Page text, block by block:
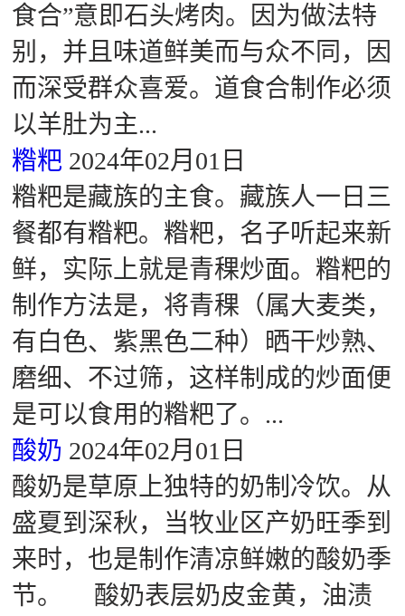
食合”意即石头烤肉。因为做法特
别，并且味道鲜美而与众不同，因
而深受群众喜爱。道食合制作必须
以羊肚为主...
糌粑 2024年02月01日
糌粑是藏族的主食。藏族人一日三
餐都有糌粑。糌粑，名子听起来新
鲜，实际上就是青稞炒面。糌粑的
制作方法是，将青稞（属大麦类，
有白色、紫黑色二种）晒干炒熟、
磨细、不过筛，这样制成的炒面便
是可以食用的糌粑了。...
酸奶 2024年02月01日
酸奶是草原上独特的奶制冷饮。从
盛夏到深秋，当牧业区产奶旺季到
来时，也是制作清凉鲜嫩的酸奶季
节。 酸奶表层奶皮金黄，油渍